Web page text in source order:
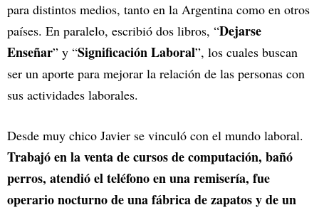
para distintos medios, tanto en la Argentina como en otros
países. En paralelo, escribió dos libros, “Dejarse
Enseñar” y “Significación Laboral”, los cuales buscan
ser un aporte para mejorar la relación de las personas con
sus actividades laborales.
Desde muy chico Javier se vinculó con el mundo laboral.
Trabajó en la venta de cursos de computación, bañó
perros, atendió el teléfono en una remisería, fue
operario nocturno de una fábrica de zapatos y de un